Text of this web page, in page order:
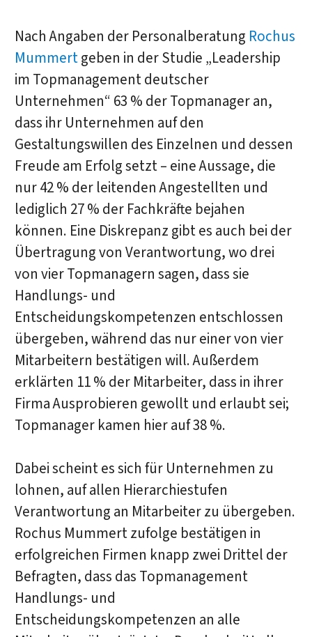
Nach Angaben der Personalberatung Rochus
Mummertgeben in der Studie „Leadership
im Topmanagement deutscher
Unternehmen“ 63 % der Topmanager an,
dass ihr Unternehmen auf den
Gestaltungswillen des Einzelnen und dessen
Freude am Erfolg setzt – eine Aussage, die
nur 42 % der leitenden Angestellten und
lediglich 27 % der Fachkräfte bejahen
können. Eine Diskrepanz gibt es auch bei der
Übertragung von Verantwortung, wo drei
von vier Topmanagern sagen, dass sie
Handlungs- und
Entscheidungskompetenzen entschlossen
übergeben, während das nur einer von vier
Mitarbeitern bestätigen will. Außerdem
erklärten 11 % der Mitarbeiter, dass in ihrer
Firma Ausprobieren gewollt und erlaubt sei;
Topmanager kamen hier auf 38 %.
Dabei scheint es sich für Unternehmen zu
lohnen, auf allen Hierarchiestufen
Verantwortung an Mitarbeiter zu übergeben.
Rochus Mummert zufolge bestätigen in
erfolgreichen Firmen knapp zwei Drittel der
Befragten, dass das Topmanagement
Handlungs- und
Entscheidungskompetenzen an alle